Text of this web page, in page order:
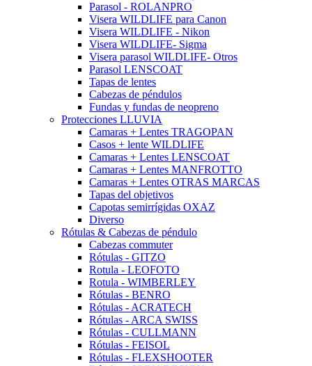
Parasol - ROLANPRO
Visera WILDLIFE para Canon
Visera WILDLIFE - Nikon
Visera WILDLIFE- Sigma
Visera parasol WILDLIFE- Otros
Parasol LENSCOAT
Tapas de lentes
Cabezas de péndulos
Fundas y fundas de neopreno
Protecciones LLUVIA
Camaras + Lentes TRAGOPAN
Casos + lente WILDLIFE
Camaras + Lentes LENSCOAT
Camaras + Lentes MANFROTTO
Camaras + Lentes OTRAS MARCAS
Tapas del objetivos
Capotas semirrígidas OXAZ
Diverso
Rótulas & Cabezas de péndulo
Cabezas commuter
Rótulas - GITZO
Rotula - LEOFOTO
Rotula - WIMBERLEY
Rótulas - BENRO
Rótulas - ACRATECH
Rótulas - ARCA SWISS
Rótulas - CULLMANN
Rótulas - FEISOL
Rótulas - FLEXSHOOTER